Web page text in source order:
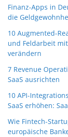
Finanz-Apps in
die
10 Augmented-
und Feldarbeit
verändern
7 Revenue
SaaS ausrichten
10 API-
SaaS erhöhen:
Wie Fintech-
europäische